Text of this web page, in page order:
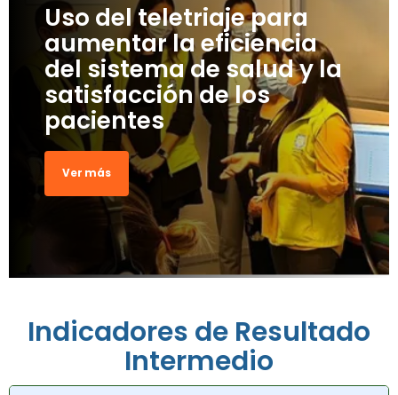
Uso del teletriaje para
aumentar la eficiencia
del sistema de salud y la
satisfacción de los
pacientes
Ver más
Indicadores de Resultado
Intermedio